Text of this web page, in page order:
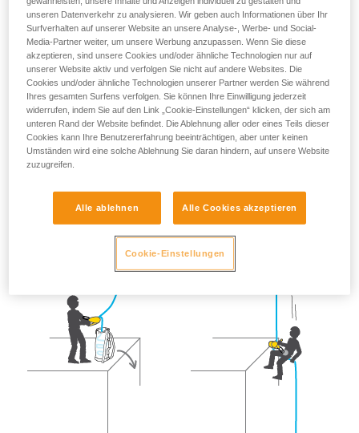
Im Notfall muss sich der Anwender nur in sein I'D
einhängen, um sich abzuseilen.
unseren Datenverkehr zu analysieren. Wir geben auch Informationen über Ihr
Surfverhalten auf unserer Website an unsere Analyse-, Werbe- und Social-
Media-Partner weiter, um unsere Werbung anzupassen. Wenn Sie diese
akzeptieren, sind unsere Cookies und/oder ähnliche Technologien nur auf
unserer Website aktiv und verfolgen Sie nicht auf andere Websites. Die
Cookies und/oder ähnliche Technologien unserer Partner werden Sie während
Ihres gesamten Surfens verfolgen. Sie können Ihre Einwilligung jederzeit
widerrufen, indem Sie auf den Link „Cookie-Einstellungen“ klicken, der sich am
unteren Rand der Website befindet. Die Ablehnung aller oder eines Teils dieser
Cookies kann Ihre Benutzererfahrung beeinträchtigen, aber unter keinen
Umständen wird eine solche Ablehnung Sie daran hindern, auf unsere Website
zuzugreifen.
Alle ablehnen Alle Cookies akzeptieren
Cookie-Einstellungen